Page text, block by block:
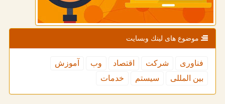
موضوع های لینك وبسایت
فناوری شركت اقتصاد وب
آموزش
بین المللی
سیستم خدمات